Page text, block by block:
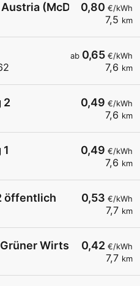
0,80 €/kWh
7,5 km
(McD) -
ab 0,65 €/kWh
7,6 km
0,49 €/kWh
7,6 km
2
0,49 €/kWh
7,6 km
0,53 €/kWh
7,7 km
öffentlich
0,42 €/kWh
7,7 km